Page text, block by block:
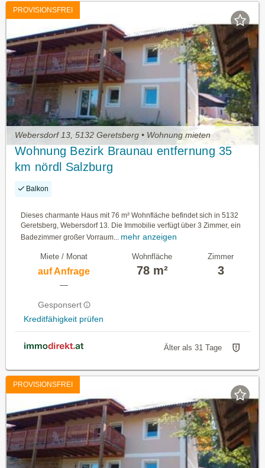
PROVISIONSFREI
Webersdorf 13, 5132 Geretsberg • Wohnung mieten
Wohnung Bezirk Braunau entfernung 35
km nördl Salzburg
Balkon
Dieses charmante Haus mit 76 m² Wohnfläche befindet sich in 5132
Geretsberg, Webersdorf 13. Die Immobilie verfügt über 3 Zimmer, ein
Badezimmer großer Vorraum...
mehr anzeigen
Miete / Monat
auf Anfrage
—
Gesponsert
Kreditfähigkeit prüfen
Wohnfläche
78 m²
Zimmer
3
Älter als 31 Tage
PROVISIONSFREI